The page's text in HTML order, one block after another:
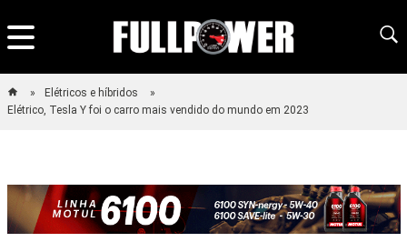
Elétricos e híbridos
Elétrico, Tesla Y foi o carro mais vendido do mundo em 2023